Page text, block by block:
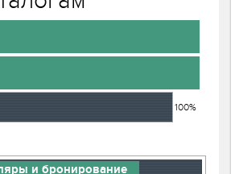
100%
и бронирование